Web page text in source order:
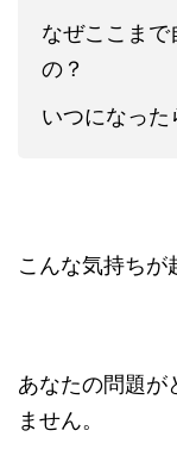
なぜここま
の？
いつになった
こんな気持ちが
あなたの問題が
ません。